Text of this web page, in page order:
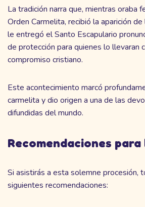
La tradición narra que, mientras oraba
Orden Carmelita, recibió la aparición
le entregó el Santo Escapulario
de protección para quienes lo llevaran
compromiso cristiano.
Este acontecimiento marcó
carmelita y dio origen a una de las
difundidas del mundo.
Recomendaciones
Si asistirás a esta solemne procesión,
siguientes recomendaciones: